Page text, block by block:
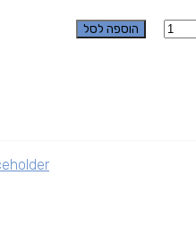
כמות
הוספה לסל